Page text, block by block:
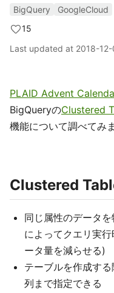
BigQuery
GoogleCloud
15
Last updated at 2018-
PLAID Advent
BigQueryのClustered
機能について調べてみ
Clustered
同じ属性のデータ
によってクエリ実
ータ量を減らせる)
テーブルを作成す
列まで指定できる